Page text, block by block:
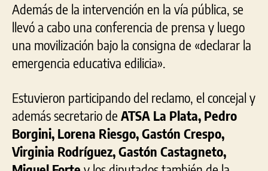
Además de la intervención en la vía pública, se
llevó a cabo una conferencia de prensa y luego
una movilización bajo la consigna de «declarar la
emergencia educativa edilicia».
Estuvieron participando del reclamo, el concejal y
además secretario de ATSA La Plata, Pedro
Borgini, Lorena Riesgo, Gastón Crespo,
Virginia Rodríguez, Gastón Castagneto,